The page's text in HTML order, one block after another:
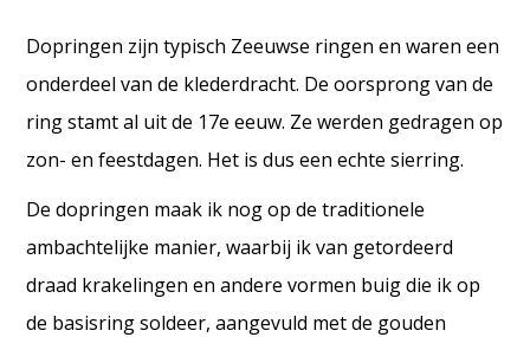
Dopringen zijn typisch Zeeuwse ringen en waren een
onderdeel van de klederdracht. De oorsprong van de
ring stamt al uit de 17e eeuw. Ze werden gedragen op
zon- en feestdagen. Het is dus een echte sierring.
De dopringen maak ik nog op de traditionele
ambachtelijke manier, waarbij ik van getordeerd
draad krakelingen en andere vormen buig die ik op
de basisring soldeer, aangevuld met de gouden